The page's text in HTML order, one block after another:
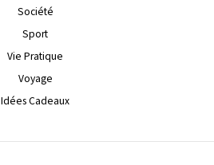
Société
Sport
Vie Pratique
Voyage
Idées Cadeaux